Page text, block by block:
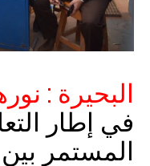
البحيرة :
في إطار
المستمر